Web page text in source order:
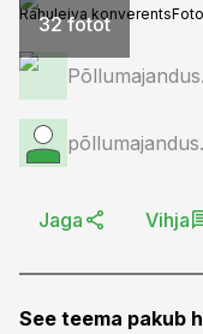
32 fotot
Rahuleiva konverents
Jaga Vihja
See teema pakub